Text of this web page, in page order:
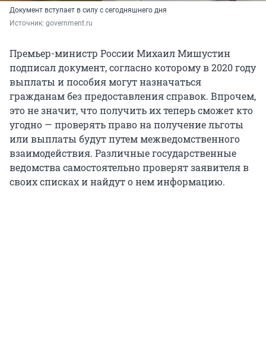
Документ вступает в силу с сегодняшнего дня
Источник: government.ru
Премьер-министр России Михаил Мишустин
подписал документ, согласно которому в 2020 году
выплаты и пособия могут назначаться
гражданам без предоставления справок. Впрочем,
это не значит, что получить их теперь сможет кто
угодно — проверять право на получение льготы
или выплаты будут путем межведомственного
взаимодействия. Различные государственные
ведомства самостоятельно проверят заявителя в
своих списках и найдут о нем информацию.